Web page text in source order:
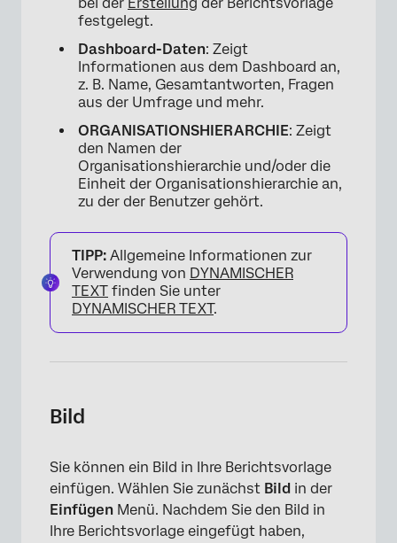
×
festgelegt.
Dashboard-Daten: Zeigt
Informationen aus dem Dashboard an,
z. B. Name, Gesamtantworten, Fragen
aus der Umfrage und mehr.
ORGANISATIONSHIERARCHIE: Zeigt
den Namen der
Organisationshierarchie und/oder die
Einheit der Organisationshierarchie an,
zu der der Benutzer gehört.
TIPP: Allgemeine Informationen zur
Verwendung von DYNAMISCHER
TEXT finden Sie unter
DYNAMISCHER TEXT.
Bild
Sie können ein Bild in Ihre Berichtsvorlage
einfügen. Wählen Sie zunächst Bild in der
Einfügen Menü. Nachdem Sie den Bild in
Ihre Berichtsvorlage eingefügt haben,